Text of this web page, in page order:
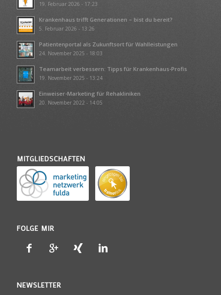
19. Februar 2026 - 17:23
Krankenhaus trifft Generationen – bist du bereit?
5. Februar 2026 - 13:26
Patientenportal als Zukunftsort für Wahlleistungen
24. November 2025 - 18:03
Teamarbeit verbessern: Tipps für Krankenhaus-Profis
19. November 2025 - 13:24
Einweiser-Marketing für Rehakliniken
20. November 2022 - 14:05
MITGLIEDSCHAFTEN
FOLGE MIR
NEWSLETTER